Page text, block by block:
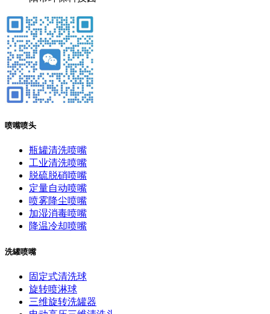
喷嘴喷头
瓶罐清洗喷嘴
工业清洗喷嘴
脱硫脱硝喷嘴
定量自动喷嘴
喷雾降尘喷嘴
加湿消毒喷嘴
降温冷却喷嘴
洗罐喷嘴
固定式清洗球
旋转喷淋球
三维旋转洗罐器